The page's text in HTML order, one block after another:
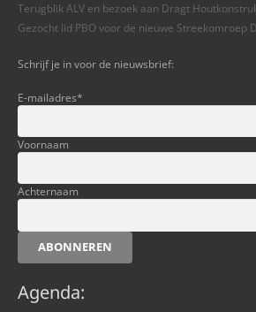
Terugblik ALV en bezoek aan Dragt
Gezocht lid PBO voor de nieuwe Streekomroep
Schrijf je in voor de nieuwsbrief:
E-mailadres*
Voornaam
Achternaam
ABONNEREN
Agenda: